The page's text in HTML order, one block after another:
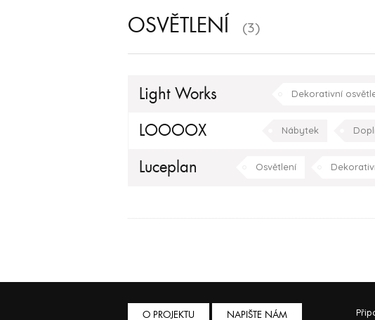
OSVĚTLENÍ (3)
Light Works Dekorativní
LOOOOX Nábytek
Luceplan Osvětlení
O PROJEKTU NAPIŠTE NÁM